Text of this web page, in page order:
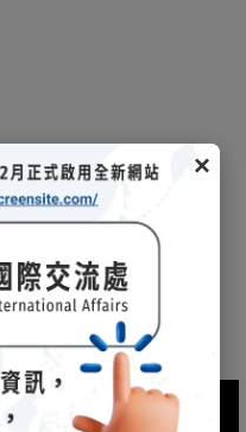
×
際文憑課程暨海攬班 】
admission briefing.